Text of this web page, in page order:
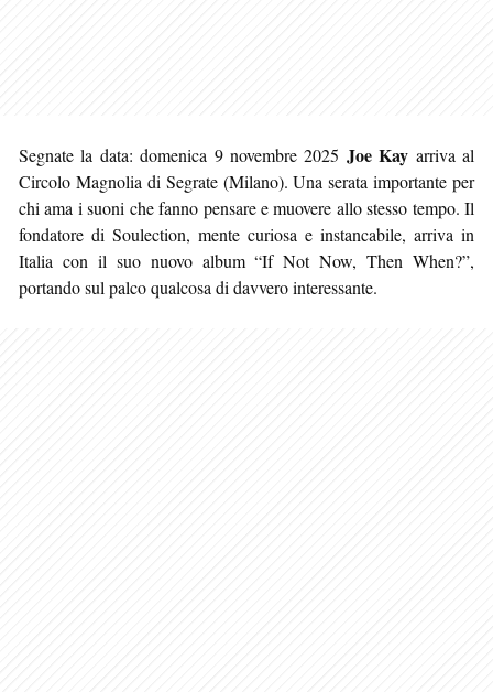
Segnate la data: domenica 9 novembre 2025 Joe Kay arriva al
Circolo Magnolia di Segrate (Milano). Una serata importante per
chi ama i suoni che fanno pensare e muovere allo stesso tempo. Il
fondatore di Soulection, mente curiosa e instancabile, arriva in
Italia con il suo nuovo album “If Not Now, Then When?”,
portando sul palco qualcosa di davvero interessante.